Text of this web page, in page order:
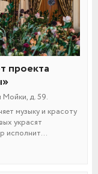
проекта
Мойки, д. 59.
музыку и красоту
украсят
исполнит
стилях.